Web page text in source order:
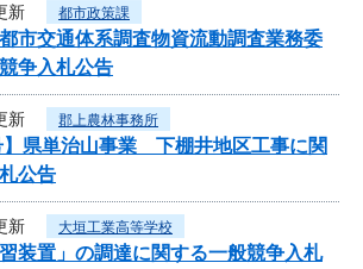
新 都市政策課
市交通体系調査物資流動調査業務委
争入札公告
新 郡上農林事務所
】県単治山事業 下棚井地区工事に関
公告
新 大垣工業高等学校
装置」の調達に関する一般競争入札